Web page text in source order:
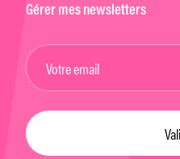
Gérer mes newsletters